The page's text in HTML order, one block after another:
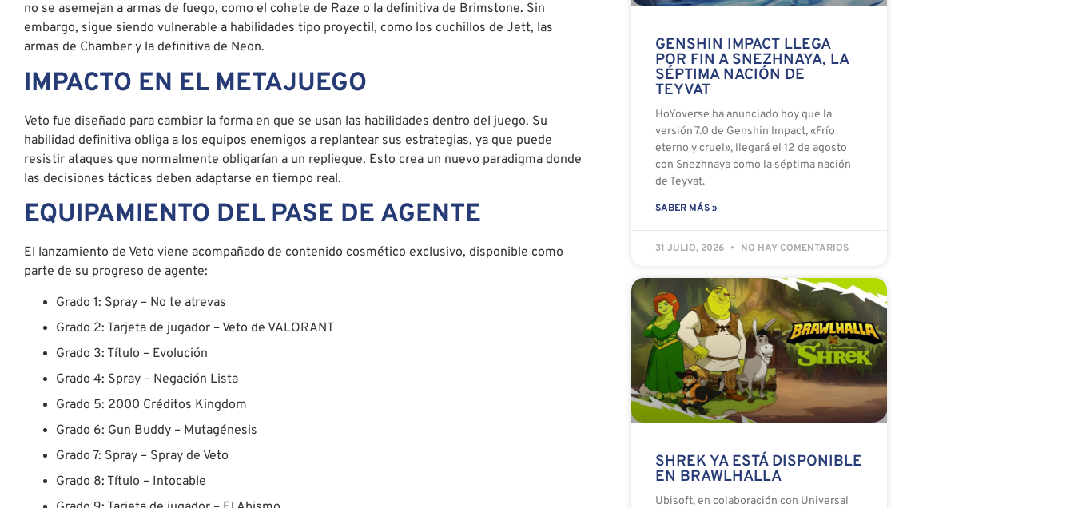
no se asemejan a armas de fuego, como el cohete de Raze o la definitiva de Brimstone. Sin
embargo, sigue siendo vulnerable a habilidades tipo proyectil, como los cuchillos de Jett, las
armas de Chamber y la definitiva de Neon.
IMPACTO EN EL METAJUEGO
Veto fue diseñado para cambiar la forma en que se usan las habilidades dentro del juego. Su
habilidad definitiva obliga a los equipos enemigos a replantear sus estrategias, ya que puede
resistir ataques que normalmente obligarían a un repliegue. Esto crea un nuevo paradigma donde
las decisiones tácticas deben adaptarse en tiempo real.
EQUIPAMIENTO DEL PASE DE AGENTE
El lanzamiento de Veto viene acompañado de contenido cosmético exclusivo, disponible como
parte de su progreso de agente:
Grado 1: Spray – No te atrevas
Grado 2: Tarjeta de jugador – Veto de VALORANT
Grado 3: Título – Evolución
Grado 4: Spray – Negación Lista
Grado 5: 2000 Créditos Kingdom
Grado 6: Gun Buddy – Mutagénesis
Grado 7: Spray – Spray de Veto
Grado 8: Título – Intocable
GENSHIN IMPACT LLEGA
POR FIN A SNEZHNAYA, LA
SÉPTIMA NACIÓN DE
TEYVAT
HoYoverse ha anunciado hoy que la
versión 7.0 de Genshin Impact, «Frío
eterno y cruel», llegará el 12 de agosto
con Snezhnaya como la séptima nación
de Teyvat.
SABER MÁS »
31 JULIO, 2026 NO HAY COMENTARIOS
SHREK YA ESTÁ DISPONIBLE
EN BRAWLHALLA
Ubisoft, en colaboración con Universal